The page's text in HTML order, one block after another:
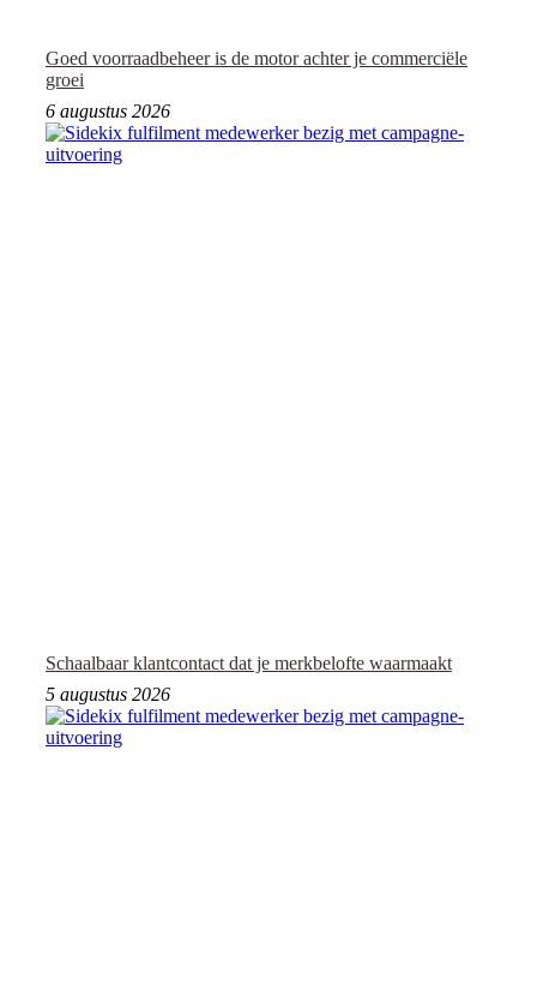
Goed voorraadbeheer is de motor achter je commerciële
groei
6 augustus 2026
Schaalbaar klantcontact dat je merkbelofte waarmaakt
5 augustus 2026